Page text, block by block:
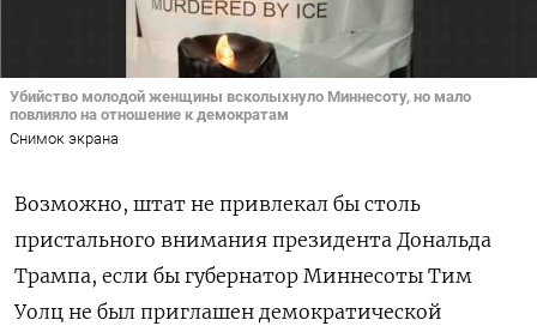
Убийство молодой женщины всколыхнуло Миннесоту, но мало
повлияло на отношение к демократам
Снимок экрана
Возможно, штат не привлекал бы столь
пристального внимания президента Дональда
Трампа, если бы губернатор Миннесоты Тим
Уолц не был приглашен демократической